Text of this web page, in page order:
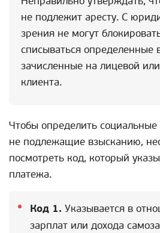
не подлежит аресту. С
зрения не могут
списываться определенные
зачисленные на лицевой
клиента.
Чтобы определить
не подлежащие взысканию,
посмотреть код, который
платежа.
Код 1. Указывается в
зарплат или дохода